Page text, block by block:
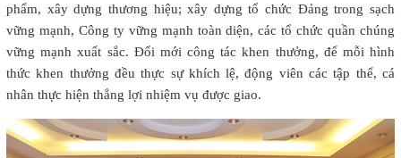
phẩm, xây dựng thương hiệu; xây dựng tổ chức Đảng trong sạch
vững mạnh, Công ty vững mạnh toàn diện, các tổ chức quần chúng
vững mạnh xuất sắc. Đổi mới công tác khen thưởng, để mỗi hình
thức khen thưởng đều thực sự khích lệ, động viên các tập thể, cá
nhân thực hiện thắng lợi nhiệm vụ được giao.